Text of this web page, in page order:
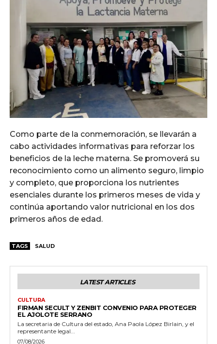
Como parte de la conmemoración, se llevarán a
cabo actividades informativas para reforzar los
beneficios de la leche materna. Se promoverá su
reconocimiento como un alimento seguro, limpio
y completo, que proporciona los nutrientes
esenciales durante los primeros meses de vida y
continúa aportando valor nutricional en los dos
primeros años de edad.
TAGS SALUD
LATEST ARTICLES
CULTURA
FIRMAN SECULT Y ZENBIT CONVENIO PARA PROTEGER
EL AJOLOTE SERRANO
La secretaria de Cultura del estado, Ana Paola López Birlain, y el
representante legal...
07/08/2026